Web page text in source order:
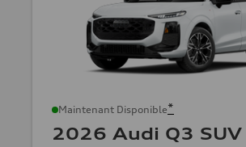
Maintenant Disponible*
2026 Audi Q3 SUV